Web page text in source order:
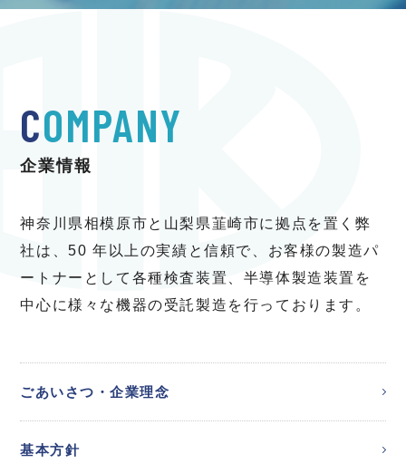
COMPANY
企業情報
神奈川県相模原市と山梨県韮崎市に拠点を置く弊
社は、50 年以上の実績と信頼で、お客様の製造パ
ートナーとして各種検査装置、半導体製造装置を
中心に様々な機器の受託製造を行っております。
ごあいさつ・企業理念
基本方針